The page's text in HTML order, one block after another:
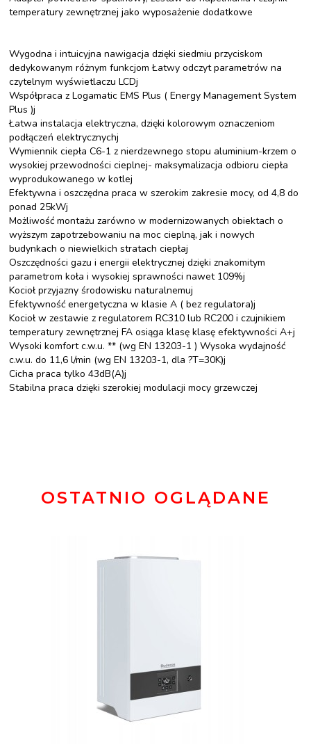
temperatury zewnętrznej jako wyposażenie dodatkowe
Wygodna i intuicyjna nawigacja dzięki siedmiu przyciskom
dedykowanym różnym funkcjom Łatwy odczyt parametrów na
czytelnym wyświetlaczu LCDj
Współpraca z Logamatic EMS Plus ( Energy Management System
Plus )j
Łatwa instalacja elektryczna, dzięki kolorowym oznaczeniom
podłączeń elektrycznychj
Wymiennik ciepła C6-1 z nierdzewnego stopu aluminium-krzem o
wysokiej przewodności cieplnej- maksymalizacja odbioru ciepła
wyprodukowanego w kotlej
Efektywna i oszczędna praca w szerokim zakresie mocy, od 4,8 do
ponad 25kWj
Możliwość montażu zarówno w modernizowanych obiektach o
wyższym zapotrzebowaniu na moc cieplną, jak i nowych
budynkach o niewielkich stratach ciepłaj
Oszczędności gazu i energii elektrycznej dzięki znakomitym
parametrom koła i wysokiej sprawności nawet 109%j
Kocioł przyjazny środowisku naturalnemuj
Efektywność energetyczna w klasie A ( bez regulatora)j
Kocioł w zestawie z regulatorem RC310 lub RC200 i czujnikiem
temperatury zewnętrznej FA osiąga klasę klasę efektywności A+j
Wysoki komfort c.w.u. ** (wg EN 13203-1 ) Wysoka wydajność
c.w.u. do 11,6 l/min (wg EN 13203-1, dla ?T=30K)j
Cicha praca tylko 43dB(A)j
Stabilna praca dzięki szerokiej modulacji mocy grzewczej
OSTATNIO OGLĄDANE